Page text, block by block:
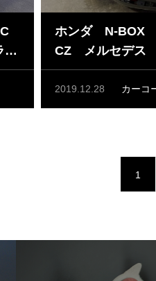
ホンダ N-BOX
CZ メルセデス
ティング
2019.12.28 カーコ
1